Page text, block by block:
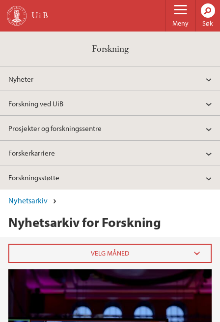
Hopp til hovedinnhold
Meny Søk
Forskning
Nyheter
Forskning ved UiB
Prosjekter og forskningssentre
Forskerkarriere
Forskningsstøtte
Nyhetsarkiv
Nyhetsarkiv for Forskning
2026
februar (2)
januar (3)